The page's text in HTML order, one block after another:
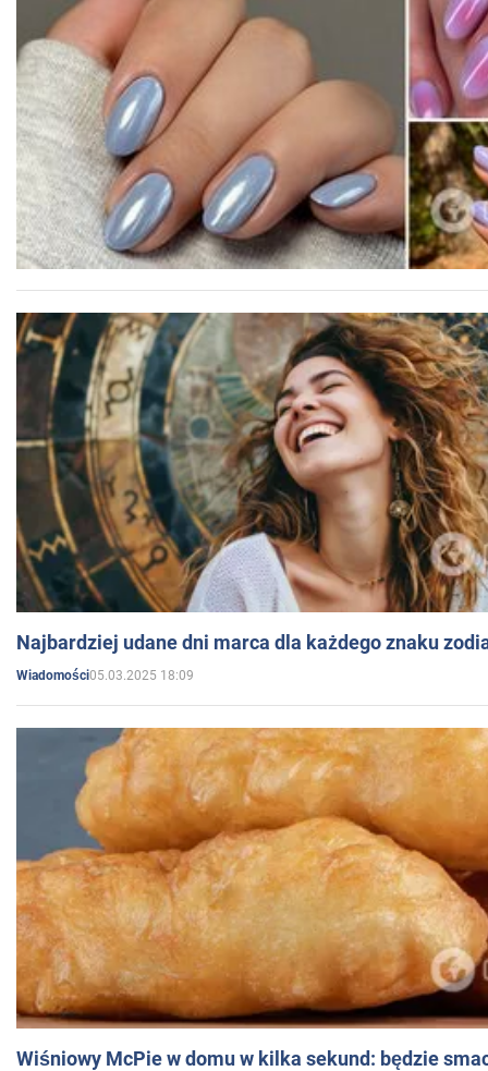
Najbardziej udane dni marca dla każdego znaku
Wiadomości05.03.2025 18:09
Wiśniowy McPie w domu w kilka sekund: będzie